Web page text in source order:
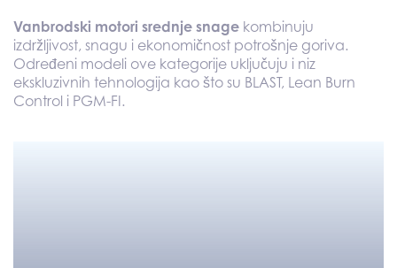
Vanbrodski motori srednje snage kombinuju
izdržljivost, snagu i ekonomičnost potrošnje goriva.
Određeni modeli ove kategorije uključuju i niz
ekskluzivnih tehnologija kao što su BLAST, Lean Burn
Control i PGM-FI.